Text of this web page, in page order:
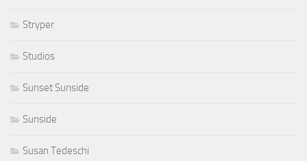
Stryper
Studios
Sunset Sunside
Sunside
Susan Tedeschi